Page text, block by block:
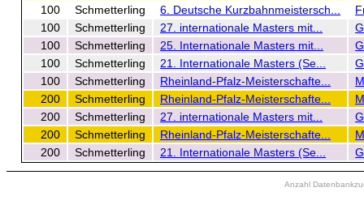
100
Schmetterling 6. Deutsche Kurzbahnmeistersch...
100
Schmetterling 27. internationale Masters mit...
100
Schmetterling 25. Internationale Masters mit...
100
Schmetterling 21. Internationale Masters (Se...
100
Schmetterling Rheinland-Pfalz-Meisterschafte...
200
Schmetterling Rheinland-Pfalz-Meisterschafte...
200
Schmetterling 27. internationale Masters mit...
200
Schmetterling Rheinland-Pfalz-Meisterschafte...
200
Schmetterling 21. Internationale Masters (Se...
Anzahl